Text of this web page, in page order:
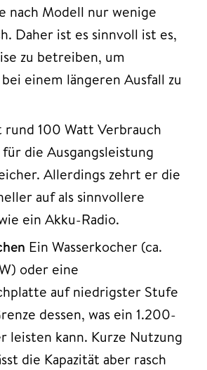
nach Modell nur wenige
Daher ist es sinnvoll ist es,
zu betreiben, um
einem längeren Ausfall zu
rund 100 Watt Verbrauch
die Ausgangsleistung
Allerdings zehrt er die
auf als sinnvollere
ein Akku-Radio.
Ein Wasserkocher (ca.
oder eine
auf niedrigster Stufe
dessen, was ein 1.200-
leisten kann. Kurze Nutzung
die Kapazität aber rasch